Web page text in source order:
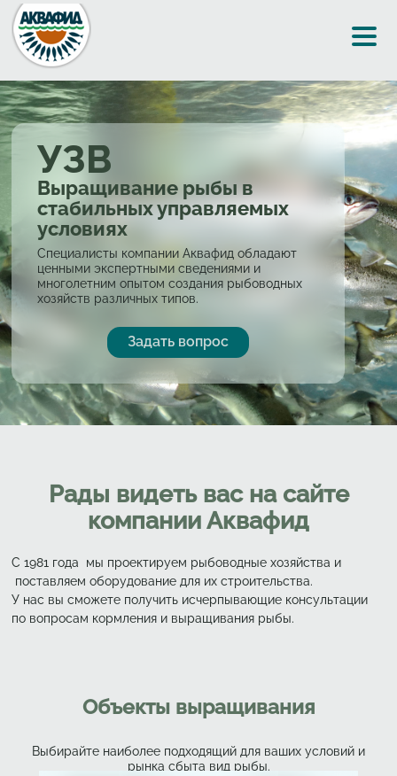
Перейти к основному содержанию
УЗВ
Выращивание рыбы в
стабильных управляемых
условиях
Специалисты компании Аквафид обладают
ценными экспертными сведениями и
многолетним опытом создания рыбоводных
хозяйств различных типов.
Задать вопрос
Рады видеть вас на сайте
компании Аквафид
С 1981 года мы проектируем рыбоводные хозяйства и
поставляем оборудование для их строительства.
У нас вы сможете получить исчерпывающие консультации
по вопросам кормления и выращивания рыбы.
Объекты выращивания
Выбирайте наиболее подходящий для ваших условий и
рынка сбыта вид рыбы.